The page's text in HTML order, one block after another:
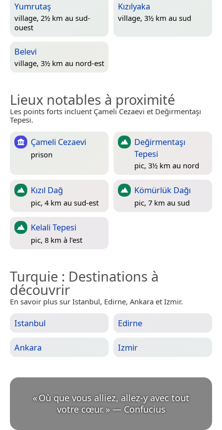
Yumrutaş
village, 2½ km au sud-
ouest
Kızılyaka
village, 3½ km au sud
Belevi
village, 3½ km au nord-est
Lieux notables à proximité
Les points forts incluent Çameli Cezaevi et Değirmentaşı
Tepesi.
Çameli Cezaevi
prison
Değirmentaşı
Tepesi
pic, 3½ km au nord
Kızıl Dağ
pic, 4 km au sud-est
Kömürlük Dağı
pic, 7 km au sud
Kelali Tepesi
pic, 8 km à l’est
Turquie : Destinations à
découvrir
En savoir plus sur Istanbul, Edirne, Ankara et Izmir.
Istanbul Edirne
Ankara Izmir
«Où que vous alliez, allez-y avec tout
votre cœur. » — Confucius